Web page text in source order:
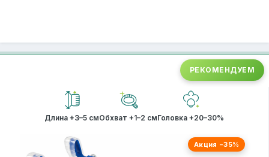
РЕКОМЕНДУЕМ
Длина +3–5 смОбхват +1–2 смГоловка +20–30%
Акция −35%